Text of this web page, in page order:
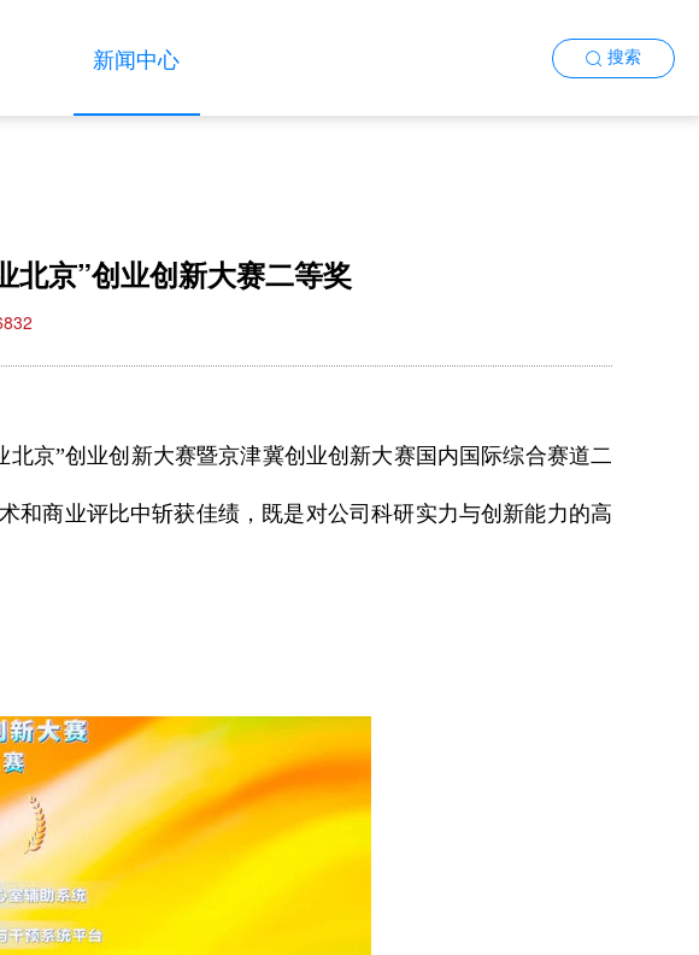
新闻中心 搜索
北京”创业创新大赛二等奖
京”创业创新大赛暨京津冀创业创新大赛国内国际综合赛道二
和商业评比中斩获佳绩，既是对公司科研实力与创新能力的高